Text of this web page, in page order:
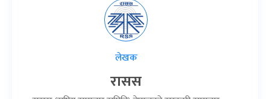
लेखक
रासस